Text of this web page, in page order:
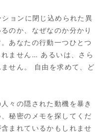
ョンに閉じ込められた異
のか、なぜなのか分かり
あなたの行動一つひとつ
ません… あるいは、さら
せん。 自由を求めて、ど
々の隠された動機を暴き
秘密のメモを探してくだ
まれているかもしれませ